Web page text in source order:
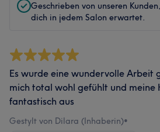
Geschrieben von unseren
dich in jedem Salon erwartet.
Es wurde eine wundervolle Arbeit
mich total wohl gefühlt und meine
fantastisch aus
Gestylt von Dilara (Inhaberin)•